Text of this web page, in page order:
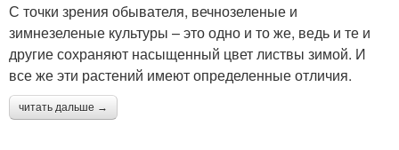
С точки зрения обывателя, вечнозеленые и
зимнезеленые культуры – это одно и то же, ведь и те и
другие сохраняют насыщенный цвет листвы зимой. И
все же эти растений имеют определенные отличия.
читать дальше →